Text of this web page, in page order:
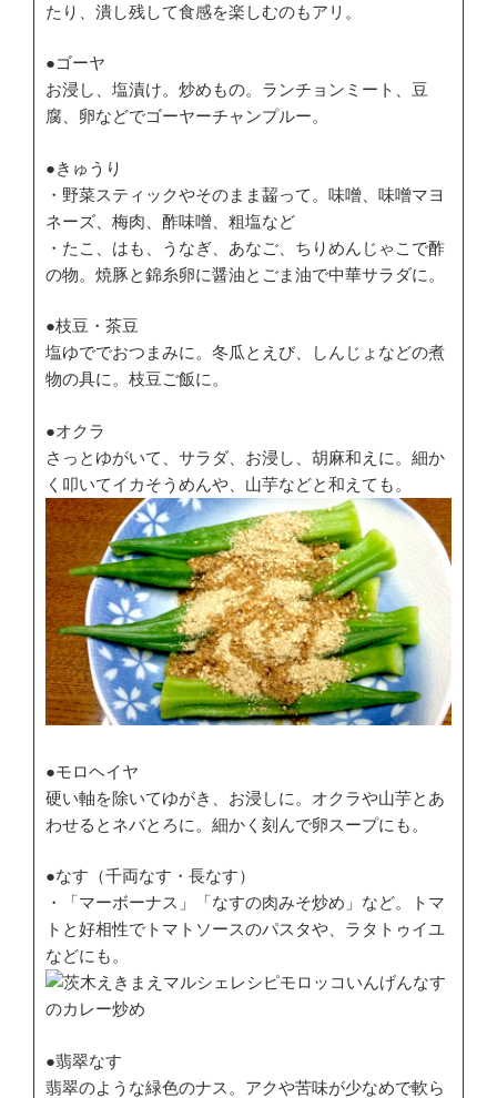
たり、潰し残して食感を楽しむのもアリ。
●ゴーヤ
お浸し、塩漬け。炒めもの。ランチョンミート、豆
腐、卵などでゴーヤーチャンプルー。
●きゅうり
・野菜スティックやそのまま齧って。味噌、味噌マヨ
ネーズ、梅肉、酢味噌、粗塩など
・たこ、はも、うなぎ、あなご、ちりめんじゃこで酢
の物。焼豚と錦糸卵に醤油とごま油で中華サラダに。
●枝豆・茶豆
塩ゆででおつまみに。冬瓜とえび、しんじょなどの煮
物の具に。枝豆ご飯に。
●オクラ
さっとゆがいて、サラダ、お浸し、胡麻和えに。細か
く叩いてイカそうめんや、山芋などと和えても。
●モロヘイヤ
硬い軸を除いてゆがき、お浸しに。オクラや山芋とあ
わせるとネバとろに。細かく刻んで卵スープにも。
●なす（千両なす・長なす）
・「マーボーナス」「なすの肉みそ炒め」など。トマ
トと好相性でトマトソースのパスタや、ラタトゥイユ
などにも。
●翡翠なす
翡翠のような緑色のナス。アクや苦味が少なめで軟ら